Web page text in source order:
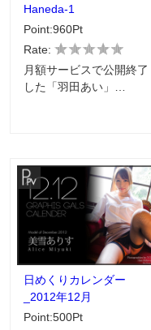
Haneda-1
Point:960Pt
Rate:
月額サービスで公開終了
した「羽田あい」…
日めくりカレンダー
_2012年12月
Point:500Pt